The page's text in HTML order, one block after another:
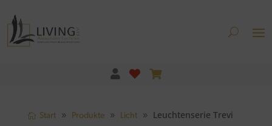
Start Produkte Licht Leuchtenserie Trevi